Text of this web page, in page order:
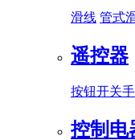
滑线 管式
遥控器
按钮开关
控制电